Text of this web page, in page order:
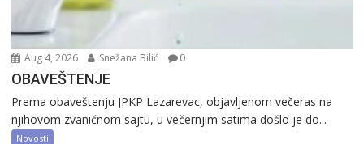
Aug 4, 2026 Snežana Bilić 0
OBAVEŠTENJE
Prema obaveštenju JPKP Lazarevac, objavljenom večeras na
njihovom zvaničnom sajtu, u večernjim satima došlo je do...
Novosti